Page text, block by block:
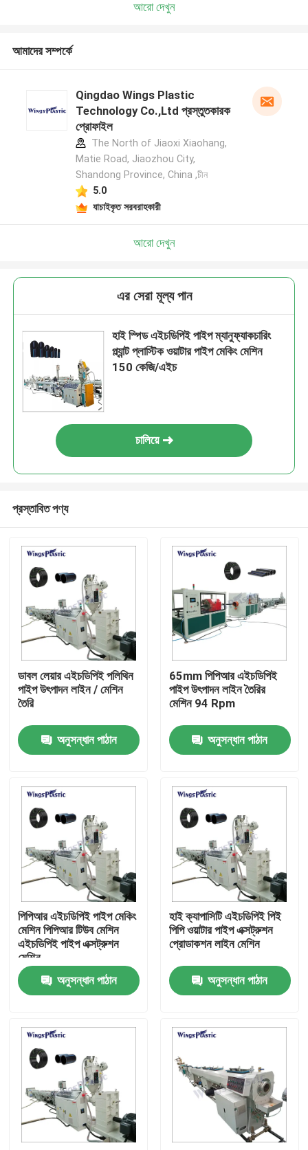
বাড়ি
পণ্য
আমাদের সম্পর্কে
কারখানা ভ্রমণ
মান নিয়ন্ত্রণ
যোগাযোগ করুন
প্লাস্টিক পাইপ এক্সট্রুশন লাইন
প্লাস্টিক টিউব এক্সট্রুডার মেশিন
এইচডিপিই পাইপ এক্সট্রুডার মেশিন
আরো দেখুন
আমাদের সম্পর্কে
Qingdao Wings Plastic
Technology Co.,Ltd প্রস্তুতকারক
প্রোফাইল
The North of Jiaoxi Xiaohang,
Matie Road, Jiaozhou City,
Shandong Province, China ,চীন
5.0
যাচাইকৃত সরবরাহকারী
আরো দেখুন
এর সেরা মূল্য পান
হাই স্পিড এইচডিপিই পাইপ ম্যানুফ্যাকচারিং
প্ল্যান্ট প্লাস্টিক ওয়াটার পাইপ মেকিং মেশিন
150 কেজি/এইচ
চালিয়ে
প্রস্তাবিত পণ্য
ডাবল লেয়ার এইচডিপিই পলিথিন
পাইপ উৎপাদন লাইন / মেশিন
তৈরি
অনুসন্ধান পাঠান
65mm পিপিআর এইচডিপিই
পাইপ উৎপাদন লাইন তৈরির
মেশিন 94 Rpm
অনুসন্ধান পাঠান
পিপিআর এইচডিপিই পাইপ মেকিং
মেশিন পিপিআর টিউব মেশিন
এইচডিপিই পাইপ এক্সট্রুশন
মেশিন
অনুসন্ধান পাঠান
হাই ক্যাপাসিটি এইচডিপিই পিই
পিপি ওয়াটার পাইপ এক্সট্রুশন
প্রোডাকশন লাইন মেশিন
অনুসন্ধান পাঠান